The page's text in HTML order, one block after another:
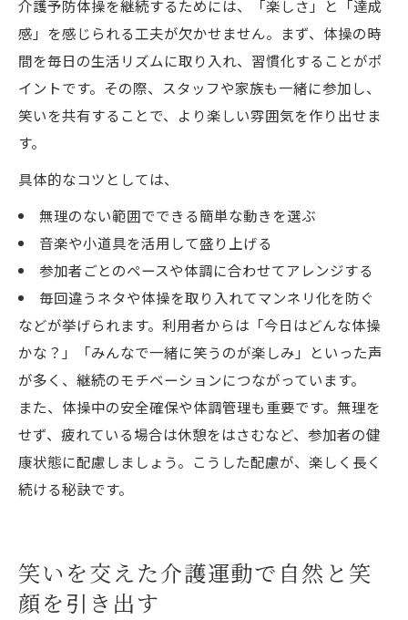
介護予防体操を継続するためには、「楽しさ」と「達成
感」を感じられる工夫が欠かせません。まず、体操の時
間を毎日の生活リズムに取り入れ、習慣化することがポ
イントです。その際、スタッフや家族も一緒に参加し、
笑いを共有することで、より楽しい雰囲気を作り出せま
す。
具体的なコツとしては、
無理のない範囲でできる簡単な動きを選ぶ
音楽や小道具を活用して盛り上げる
参加者ごとのペースや体調に合わせてアレンジする
毎回違うネタや体操を取り入れてマンネリ化を防ぐ
などが挙げられます。利用者からは「今日はどんな体操
かな？」「みんなで一緒に笑うのが楽しみ」といった声
が多く、継続のモチベーションにつながっています。
また、体操中の安全確保や体調管理も重要です。無理を
せず、疲れている場合は休憩をはさむなど、参加者の健
康状態に配慮しましょう。こうした配慮が、楽しく長く
続ける秘訣です。
笑いを交えた介護運動で自然と笑
顔を引き出す